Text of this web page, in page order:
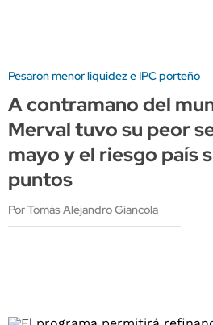
Pesaron menor liquidez e IPC porteño
A contramano del
Merval tuvo su peor
mayo y el riesgo país
puntos
Por Tomás Alejandro Giancola